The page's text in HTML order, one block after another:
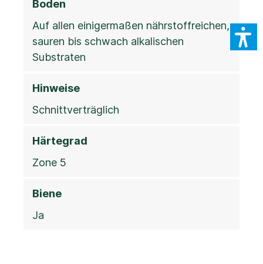
Boden
Auf allen einigermaßen nährstoffreichen,
sauren bis schwach alkalischen
Substraten
Hinweise
Schnittverträglich
Härtegrad
Zone 5
Biene
Ja